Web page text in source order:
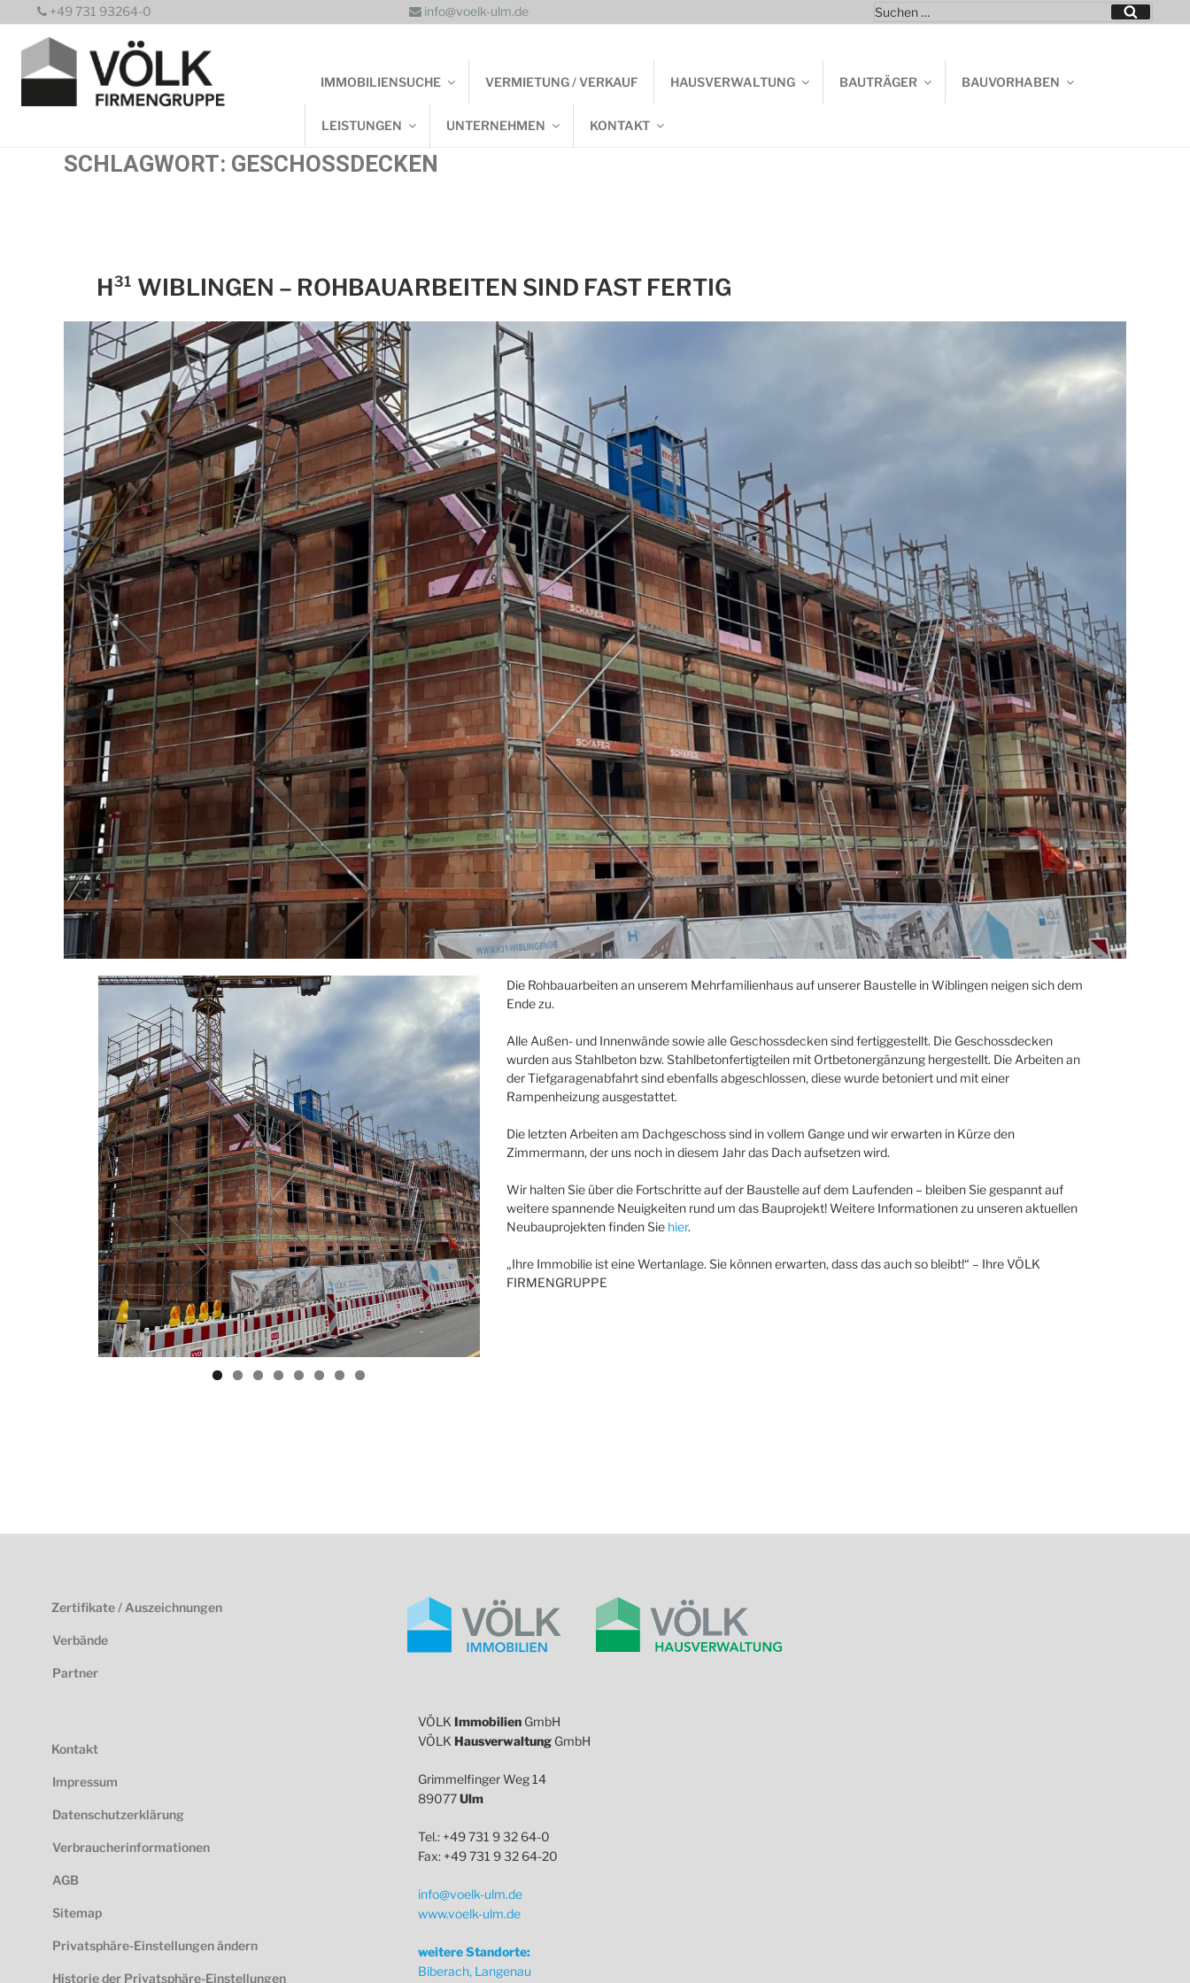
Inhalt
springen
+49 731 93264-0 info@voelk-ulm.de
Suchen
nach:
Suchen
IMMOBILIENSUCHE VERMIETUNG / VERKAUF HAUSVERWALTUNG BAUTRÄGER BAUVORHABEN
LEISTUNGEN UNTERNEHMEN KONTAKT
SCHLAGWORT: GESCHOSSDECKEN
H³¹ WIBLINGEN – ROHBAUARBEITEN SIND FAST FERTIG
Die Rohbauarbeiten an unserem Mehrfamilienhaus auf unserer Baustelle in Wiblingen neigen sich dem
Ende zu.
Alle Außen- und Innenwände sowie alle Geschossdecken sind fertiggestellt. Die Geschossdecken
wurden aus Stahlbeton bzw. Stahlbetonfertigteilen mit Ortbetonergänzung hergestellt. Die Arbeiten an
der Tiefgaragenabfahrt sind ebenfalls abgeschlossen, diese wurde betoniert und mit einer
Rampenheizung ausgestattet.
Die letzten Arbeiten am Dachgeschoss sind in vollem Gange und wir erwarten in Kürze den
Zimmermann, der uns noch in diesem Jahr das Dach aufsetzen wird.
Wir halten Sie über die Fortschritte auf der Baustelle auf dem Laufenden – bleiben Sie gespannt auf
weitere spannende Neuigkeiten rund um das Bauprojekt! Weitere Informationen zu unseren aktuellen
Neubauprojekten finden Sie hier.
„Ihre Immobilie ist eine Wertanlage. Sie können erwarten, dass das auch so bleibt!“ – Ihre VÖLK
FIRMENGRUPPE
Zertifikate / Auszeichnungen
Verbände
Partner
Kontakt
Impressum
Datenschutzerklärung
Verbraucherinformationen
AGB
Sitemap
Privatsphäre-Einstellungen ändern
Historie der Privatsphäre-Einstellungen
VÖLK Immobilien GmbH
VÖLK Hausverwaltung GmbH
Grimmelfinger Weg 14
89077Ulm
Tel.: +49 731 9 32 64-0
Fax: +49 731 9 32 64-20
info@voelk-ulm.de
www.voelk-ulm.de
weitere Standorte:
Biberach, Langenau